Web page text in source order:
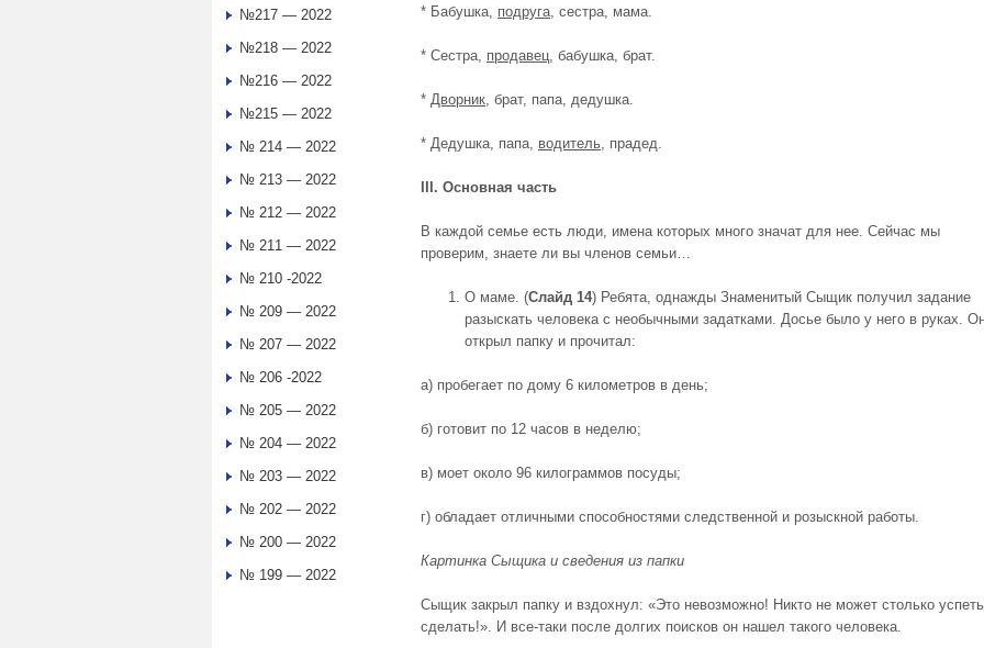
* Бабушка, подруга, сестра, мама.
* Сестра, продавец, бабушка, брат.
* Дворник, брат, папа, дедушка.
* Дедушка, папа, водитель, прадед.
III. Основная часть
В каждой семье есть люди, имена которых много значат для нее. Сейчас мы
проверим, знаете ли вы членов семьи…
О маме. (Слайд 14) Ребята, однажды Знаменитый Сыщик получил задание
разыскать человека с необычными задатками. Досье было у него в руках.
открыл папку и прочитал:
а) пробегает по дому 6 километров в день;
б) готовит по 12 часов в неделю;
в) моет около 96 килограммов посуды;
г) обладает отличными способностями следственной и розыскной работы.
Картинка Сыщика и сведения из папки
Сыщик закрыл папку и вздохнул: «Это невозможно! Никто не может столько успеть
сделать!». И все-таки после долгих поисков он нашел такого человека.
№217 — 2022
№218 — 2022
№216 — 2022
№215 — 2022
№ 214 — 2022
№ 213 — 2022
№ 212 — 2022
№ 211 — 2022
№ 210 -2022
№ 209 — 2022
№ 207 — 2022
№ 206 -2022
№ 205 — 2022
№ 204 — 2022
№ 203 — 2022
№ 202 — 2022
№ 200 — 2022
№ 199 — 2022